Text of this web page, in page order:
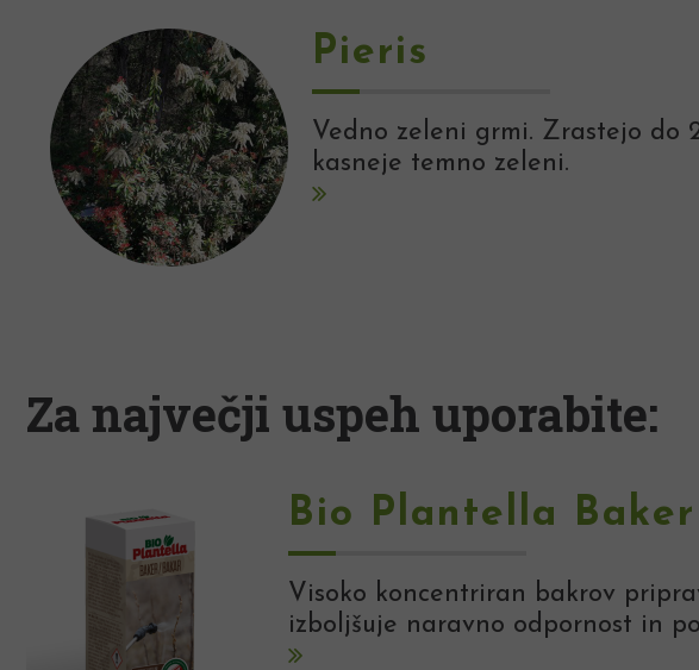
Pieris
Vedno zeleni grmi. Zrastejo do
kasneje temno zeleni.
Za največji uspeh uporabite:
Bio Plantella Baker
Visoko koncentriran bakrov
izboljšuje naravno odpornost in